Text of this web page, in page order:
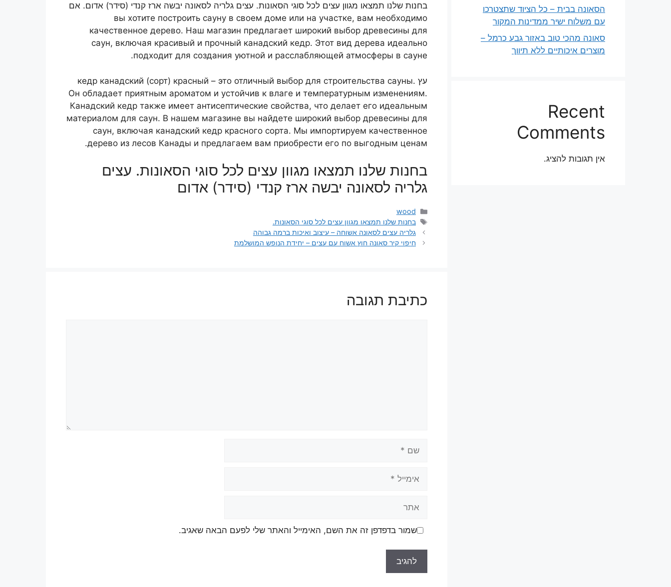
בחנות שלנו תמצאו מגוון עצים לכל סוגי הסאונות. עצים גלריה לסאונה יבשה ארז קנדי (סידר) אדום. אם
вы хотите построить сауну в своем доме или на участке, вам необходимо
качественное дерево. Наш магазин предлагает широкий выбор древесины для
саун, включая красивый и прочный канадский кедр. Этот вид дерева идеально
подходит для создания уютной и расслабляющей атмосферы в сауне.
עץ кедр канадский (сорт) красный – это отличный выбор для строительства сауны.
Он обладает приятным ароматом и устойчив к влаге и температурным изменениям.
Канадский кедр также имеет антисептические свойства, что делает его идеальным
материалом для саун. В нашем магазине вы найдете широкий выбор древесины для
саун, включая канадский кедр красного сорта. Мы импортируем качественное
дерево из лесов Канады и предлагаем вам приобрести его по выгодным ценам.
בחנות שלנו תמצאו מגוון עצים לכל סוגי הסאונות. עצים
גלריה לסאונה יבשה ארז קנדי (סידר) אדום
קטגוריות
wood
תגיות
בחנות שלנו תמצאו מגוון עצים לכל סוגי הסאונות.
גלריה עצים לסאונה אשוחה – עיצוב ואיכות ברמה גבוהה
חיפוי קיר סאונה חוץ אשוח עם עצים – יחידת הנופש המושלמת
כתיבת תגובה
שמור בדפדפן זה את השם, האימייל והאתר שלי לפעם הבאה שאגיב.
הסאונה בבית – כל הציוד שתצטרכו
עם משלוח ישיר ממדינות המקור
סאונה מהכי טוב באזור גבע כרמל –
מוצרים איכותיים ללא תיווך
Recent
Comments
אין תגובות להציג.